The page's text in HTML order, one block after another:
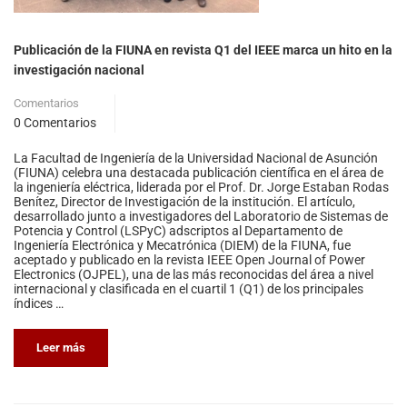
Publicación de la FIUNA en revista Q1 del IEEE marca un hito en la
investigación nacional
Comentarios
0 Comentarios
La Facultad de Ingeniería de la Universidad Nacional de Asunción
(FIUNA) celebra una destacada publicación científica en el área de
la ingeniería eléctrica, liderada por el Prof. Dr. Jorge Estaban Rodas
Benítez, Director de Investigación de la institución. El artículo,
desarrollado junto a investigadores del Laboratorio de Sistemas de
Potencia y Control (LSPyC) adscriptos al Departamento de
Ingeniería Electrónica y Mecatrónica (DIEM) de la FIUNA, fue
aceptado y publicado en la revista IEEE Open Journal of Power
Electronics (OJPEL), una de las más reconocidas del área a nivel
internacional y clasificada en el cuartil 1 (Q1) de los principales
índices …
Leer más